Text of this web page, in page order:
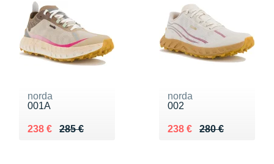
norda
001A
285 €
Au lieu de 285 €
238 €
Vendu 238 €
norda
002
280 €
Au lieu de 280 €
238 €
Vendu 238 €